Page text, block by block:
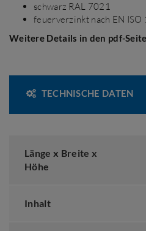
schwarz RAL 7021
feuerverzinkt nach EN ISO
Weitere Details in den pdf-
TECHNISCHE DATEN
Länge x Breite x
Höhe
Inhalt